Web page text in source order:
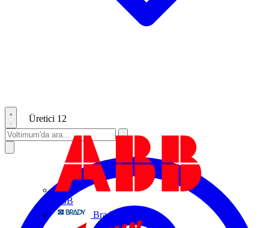
Üretici 12
ABB
Brady